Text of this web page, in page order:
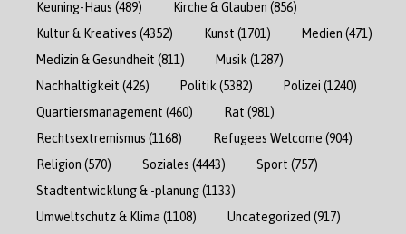
Keuning-Haus (489) Kirche & Glauben (856)
Kultur & Kreatives (4352) Kunst (1701) Medien (471)
Medizin & Gesundheit (811) Musik (1287)
Nachhaltigkeit (426) Politik (5382) Polizei (1240)
Quartiersmanagement (460) Rat (981)
Rechtsextremismus (1168) Refugees Welcome (904)
Religion (570) Soziales (4443) Sport (757)
Stadtentwicklung & -planung(1133)
Umweltschutz & Klima (1108) Uncategorized (917)